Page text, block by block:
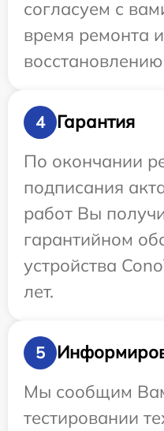
согласуем с
время ремонта
4
Гарантия
По окончании
подписания
работ Вы
гарантийном
устройства
лет.
5
Мы сообщим
тестировании